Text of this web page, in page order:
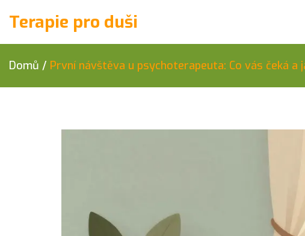
Terapie pro duši
Domů / První návštěva u psychoterapeuta: Co vás čeká a